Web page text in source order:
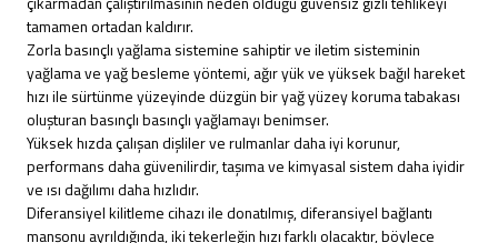
tamamen ortadan kaldırır.
Zorla basınçlı yağlama sistemine sahiptir ve iletim sisteminin
yağlama ve yağ besleme yöntemi, ağır yük ve yüksek bağıl hareket
hızı ile sürtünme yüzeyinde düzgün bir yağ yüzey koruma tabakası
oluşturan basınçlı basınçlı yağlamayı benimser.
Yüksek hızda çalışan dişliler ve rulmanlar daha iyi korunur,
performans daha güvenilirdir, taşıma ve kimyasal sistem daha iyidir
ve ısı dağılımı daha hızlıdır.
Diferansiyel kilitleme cihazı ile donatılmış, diferansiyel bağlantı
manşonu ayrıldığında, iki tekerleğin hızı farklı olacaktır, böylece